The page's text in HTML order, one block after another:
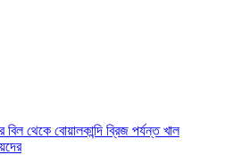
বিল থেকে বোয়ালকান্দি ব্রিজ পর্যন্ত খাল